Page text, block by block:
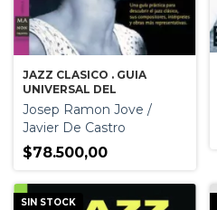
JAZZ CLASICO . GUIA
UNIVERSAL DEL
Josep Ramon Jove /
Javier De Castro
$78.500,00
SIN STOCK